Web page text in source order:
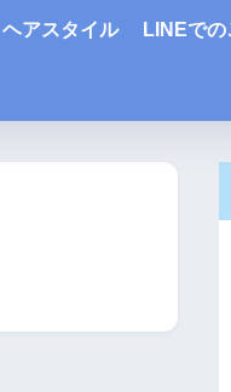
ヘアスタイル LINEで